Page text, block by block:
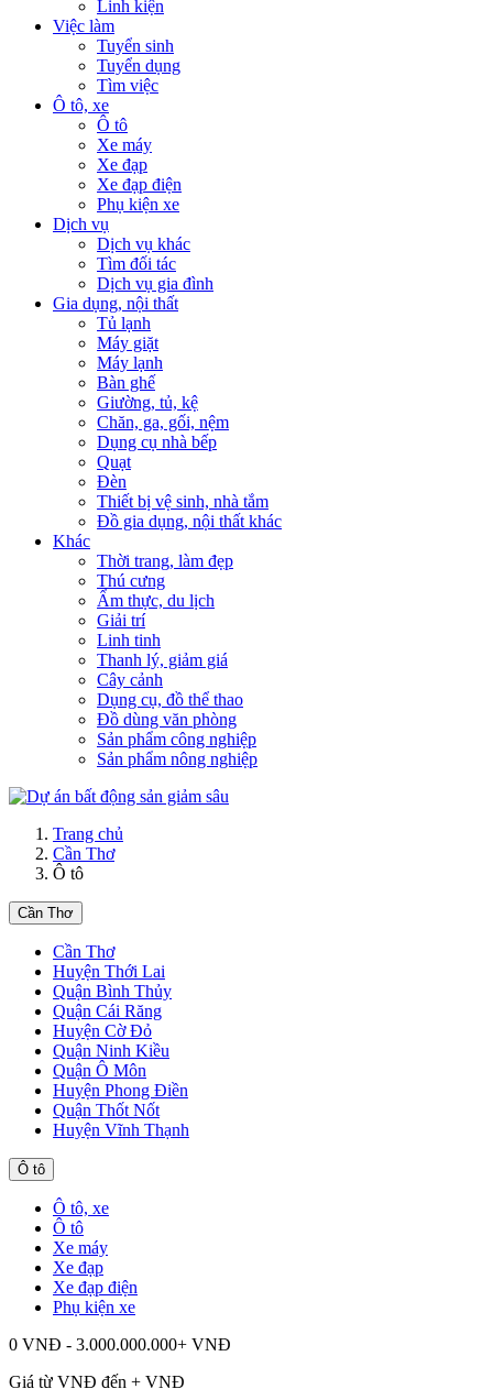
Linh kiện
Việc làm
Tuyển sinh
Tuyển dụng
Tìm việc
Ô tô, xe
Ô tô
Xe máy
Xe đạp
Xe đạp điện
Phụ kiện xe
Dịch vụ
Dịch vụ khác
Tìm đối tác
Dịch vụ gia đình
Gia dụng, nội thất
Tủ lạnh
Máy giặt
Máy lạnh
Bàn ghế
Giường, tủ, kệ
Chăn, ga, gối, nệm
Dụng cụ nhà bếp
Quạt
Đèn
Thiết bị vệ sinh, nhà tắm
Đồ gia dụng, nội thất khác
Khác
Thời trang, làm đẹp
Thú cưng
Ẩm thực, du lịch
Giải trí
Linh tinh
Thanh lý, giảm giá
Cây cảnh
Dụng cụ, đồ thể thao
Đồ dùng văn phòng
Sản phẩm công nghiệp
Sản phẩm nông nghiệp
Trang chủ
Cần Thơ
Ô tô
Cần Thơ
Cần Thơ
Huyện Thới Lai
Quận Bình Thủy
Quận Cái Răng
Huyện Cờ Đỏ
Quận Ninh Kiều
Quận Ô Môn
Huyện Phong Điền
Quận Thốt Nốt
Huyện Vĩnh Thạnh
Ô tô
Ô tô, xe
Ô tô
Xe máy
Xe đạp
Xe đạp điện
Phụ kiện xe
0 VNĐ - 3.000.000.000+ VNĐ
Giá từ VNĐ đến + VNĐ